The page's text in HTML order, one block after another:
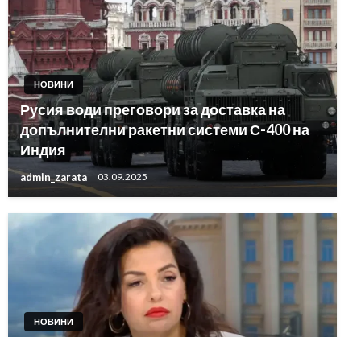
НОВИНИ
Русия води преговори за доставка на
допълнителни ракетни системи С-400 на
Индия
admin_zarata 03.09.2025
НОВИНИ